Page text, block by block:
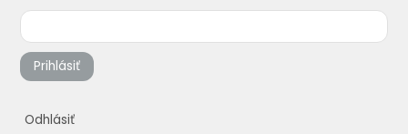
Prihlásiť
Odhlásiť